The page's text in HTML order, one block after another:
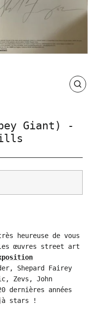
Giant) -
heureuse de vous
œuvres street art
Shepard Fairey
Zevs, John
dernières années
stars !